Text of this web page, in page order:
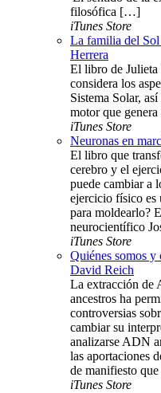
filosófica […]
iTunes Store
La familia del
Herrera
El libro de
considera los
Sistema Solar,
motor que
iTunes Store
Neuronas en
El libro que
cerebro y el
puede cambiar a
ejercicio físico es
para moldearlo?
neurocientífico
iTunes Store
Quiénes somos y
David Reich
La extracción de
ancestros ha
controversias
cambiar su
analizarse ADN
las aportaciones
de manifiesto
iTunes Store